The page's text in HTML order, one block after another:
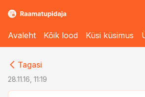
Avaleht Kõik lood Küsi küsimus
Tagasi
28.11.16, 11:19